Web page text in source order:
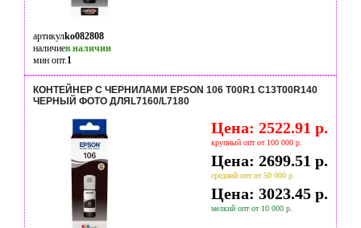
артикулko082808
наличиев наличии
мин опт.1
КОНТЕЙНЕР С ЧЕРНИЛАМИ EPSON 106 T00R1 C13T00R140
ЧЕРНЫЙ ФОТО ДЛЯL7160/L7180
Цена: 2522.91 р.
крупный опт от 100 000 р.
Цена: 2699.51 р.
средний опт от 50 000 р.
Цена: 3023.45 р.
мелкий опт от 10 000 р.